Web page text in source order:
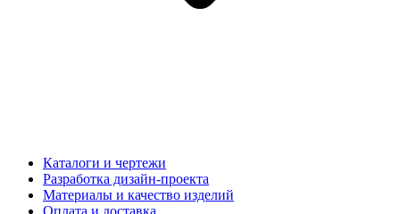
Каталоги и чертежи
Разработка дизайн-проекта
Материалы и качество изделий
Оплата и доставка